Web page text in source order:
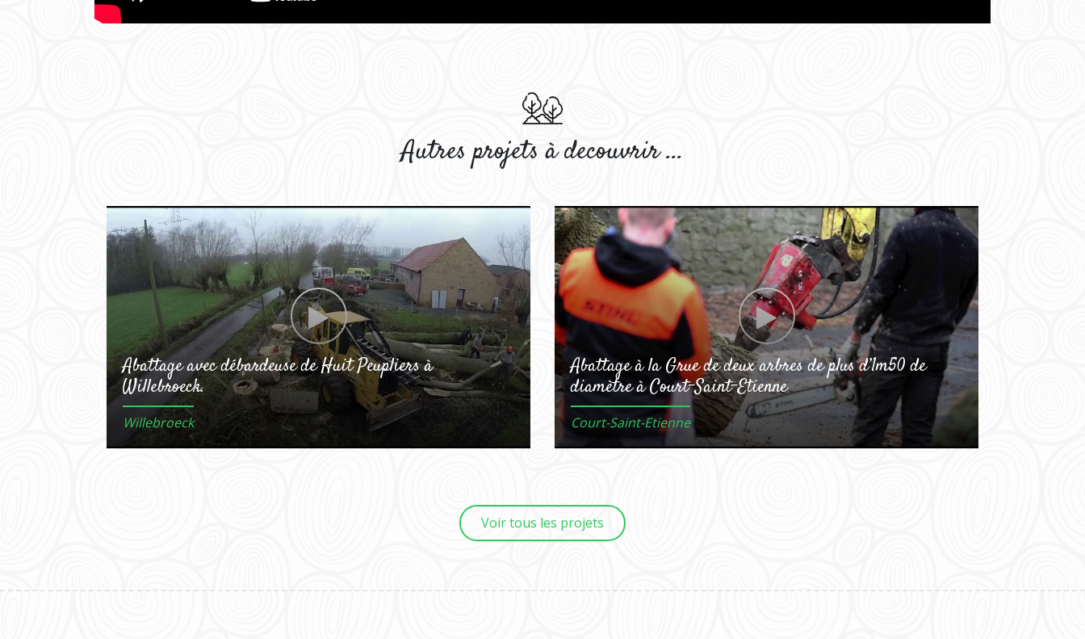
Autres projets à decouvrir ...
Abattage avec débardeuse de Huit Peupliers à
Willebroeck.
Willebroeck
Abattage à la Grue de deux arbres de plus d’1m50 de
diamètre à Court-Saint-Etienne
Court-Saint-Etienne
Voir tous les projets